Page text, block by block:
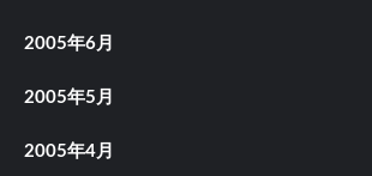
2005年6月
2005年5月
2005年4月